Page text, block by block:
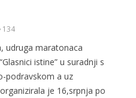
134
udruga maratonaca
istine” u suradnji s
podravskom a uz
je 16,srpnja po